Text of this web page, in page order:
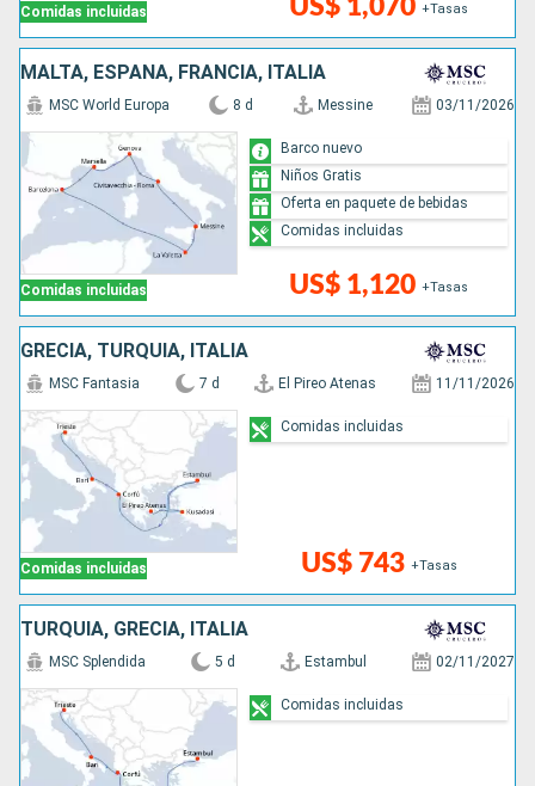
Comidas incluidas US$ 1,070 +Tasas
MALTA, ESPAÑA, FRANCIA, ITALIA
Comidas incluidas
MSC World Europa 8 d Messine 03/11/2026
US$ 1,120 +Tasas
Barco nuevo
Niños Gratis
Oferta en paquete de bebidas
Comidas incluidas
GRECIA, TURQUÍA, ITALIA
Comidas incluidas
MSC Fantasia 7 d El Pireo Atenas 11/11/2026
US$ 743 +Tasas
Comidas incluidas
TURQUÍA, GRECIA, ITALIA
MSC Splendida 5 d Estambul 02/11/2027
Comidas incluidas